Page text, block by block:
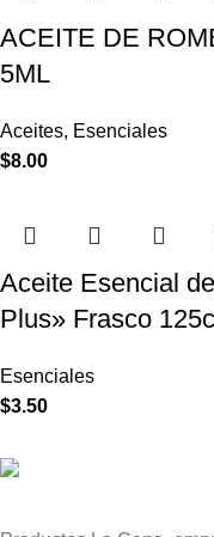
ACEITE DE
5ML
Aceites, Esenciales
$8.00
Aceite Esencial
Plus» Frasco
Esenciales
$3.50